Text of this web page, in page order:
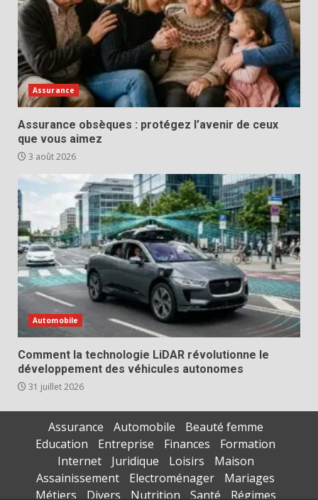
Assurance
Assurance obsèques : protégez l’avenir de ceux
que vous aimez
3 août 2026
Automobile
Comment la technologie LiDAR révolutionne le
développement des véhicules autonomes
31 juillet 2026
Assurance Automobile
Beauté femme
Education
Entreprise Finances
Formation
Internet
Juridique Loisirs
Maison
Assainissement
Electroménager
Mariages
Métiers
Divers Nutrition Santé Régimes